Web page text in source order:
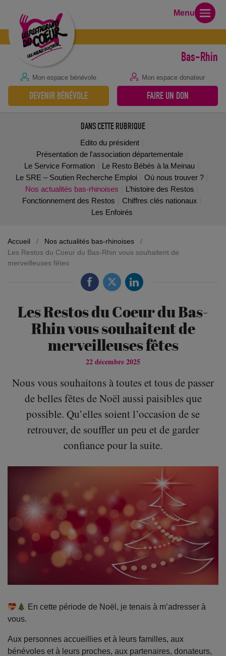
Bas-Rhin
Mon espace bénévole Mon espace donateur
DEVENIR BÉNÉVOLE FAIRE UN DON
Menu
DANS CETTE RUBRIQUE
Edito du président
Présentation de l'association départementale
Le Service Formation
Le Resto Bébés à la Meinau
Le SRE – Soutien Recherche Emploi
Où nous trouver ?
Nos actualités bas-rhinoises
L’histoire des Restos
Fonctionnement des Restos
Chiffres clés nationaux
Les Enfoirés
Accueil / Nos actualités bas-rhinoises
/
Les Restos du Coeur du Bas-Rhin vous souhaitent de
merveilleuses fêtes
Les Restos du Coeur du Bas-
Rhin vous souhaitent de
merveilleuses fêtes
22 décembre 2025
Nous vous souhaitons à toutes et tous de passer
de belles fêtes de Noël aussi paisibles que
possible. Qu’elles soient l’occasion de se
retrouver, de souffler un peu et de garder
confiance pour la suite.
En cette période de Noël, je tenais à m’adresser à
vous.
Aux personnes accueillies et à leurs familles, aux
bénévoles et à leurs proches, aux partenaires, donateurs,